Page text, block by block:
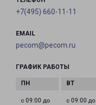
+7(495) 660-11-11
EMAIL
pecom@pecom.ru
ГРАФИК РАБОТЫ
с 09:00 до
с 09:00 до